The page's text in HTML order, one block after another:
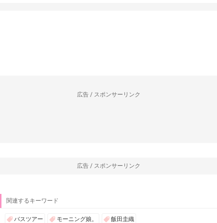
広告 / スポンサーリンク
広告 / スポンサーリンク
関連するキーワード
バスツアー モーニング娘。 飯田圭織